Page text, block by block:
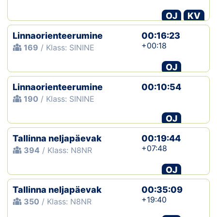
Suletud maastikud
Ajalugu
OTSI
OJ
KV
Linnaorienteerumine
169 / Klass: SININE
00:16:23
+00:18
OJ
Linnaorienteerumine
190 / Klass: SININE
00:10:54
OJ
Tallinna neljapäevak
394 / Klass: N8NR
00:19:44
+07:48
OJ
Tallinna neljapäevak
350 / Klass: N8NR
00:35:09
+19:40